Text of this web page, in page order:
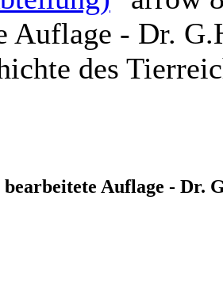
Auflage - Dr.
des
bearbeitete Auflage - Dr.